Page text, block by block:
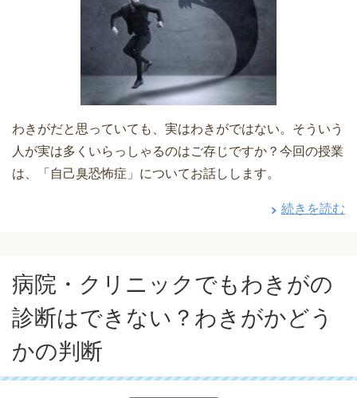
わきがだと思っていても、実はわきがではない。そういう
人が実は多くいらっしゃるのはご存じですか？今回の授業
は、「自己臭恐怖症」についてお話しします。
続きを読む
病院・クリニックでもわきがの
診断はできない？わきがかどう
かの判断